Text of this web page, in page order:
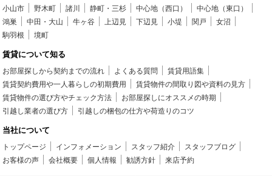
小山市 野木町 諸川 静町・三杉 中心地（西口）
中心地（東口）
鴻巣
中田・大山 牛ヶ谷 上辺見 下辺見 小堤 関戸
女沼
駒羽根
境町
賃貸について知る
お部屋探しから契約までの流れ よくある質問
賃貸用語集
賃貸契約費用や一人暮らしの初期費用
賃貸物件の間取り図や資料の見方
賃貸物件の選び方やチェック方法
お部屋探しにオススメの時期
引越し業者の選び方
引越しの梱包の仕方や荷造りのコツ
当社について
トップページ インフォメーション スタッフ紹介
スタッフブログ
お客様の声
会社概要 個人情報 勧誘方針 来店予約